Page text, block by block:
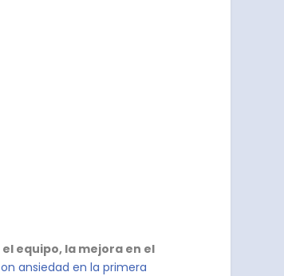
equipo, la mejora en el
ansiedad en la primera